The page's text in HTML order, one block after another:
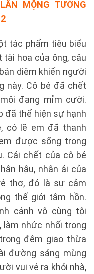
MỘNG TƯỞNG
tác phẩm tiêu biểu
tài hoa của ông, câu
diêm khiến người
này. Cô bé đã chết
đang mỉm cười.
đã thể hiện sự hạnh
có lẽ em đã thanh
được sống trong
Cái chết của cô bé
hậu, nhân ái của
thơ, đó là sự cảm
thế giới tâm hồn.
cảnh vô cùng tội
làm nhức nhối trong
đêm giao thừa
đường sáng mùng
vui vẻ ra khỏi nhà,